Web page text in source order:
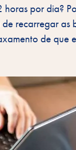
por dia?
recarregar
de que